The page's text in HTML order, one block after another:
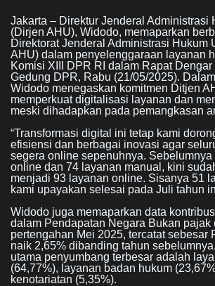
Jakarta – Direktur Jenderal Administrasi
(Dirjen AHU), Widodo, memaparkan
Direktorat Jenderal Administrasi Hukum
AHU) dalam penyelenggaraan layanan
Komisi XIII DPR RI dalam Rapat
Gedung DPR, Rabu (21/05/2025).
Widodo menegaskan komitmen Ditjen
memperkuat digitalisasi layanan dan
meski dihadapkan pada pemangkasan
“Transformasi digital ini tetap kami
efisiensi dan berbagai inovasi agar
segera online sepenuhnya.
online dan 74 layanan manual, kini
menjadi 93 layanan online. Sisanya 51
kami upayakan selesai pada Juli tahun
Widodo juga memaparkan data
dalam Pendapatan Negara Bukan pajak
pertengahan Mei 2025, tercatat sebesar
naik 2,65% dibanding tahun
utama penyumbang terbesar adalah
(64,77%), layanan badan hukum
kenotariatan (5,35%).